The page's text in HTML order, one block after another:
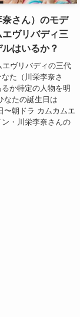
さん）のモデ
ヴリバディ三
はいるか？
ヴリバディの三代
た（川栄李奈さ
か特定の人物を明
なたの誕生日は
〜朝ドラ カムカムエ
・川栄李奈さんの